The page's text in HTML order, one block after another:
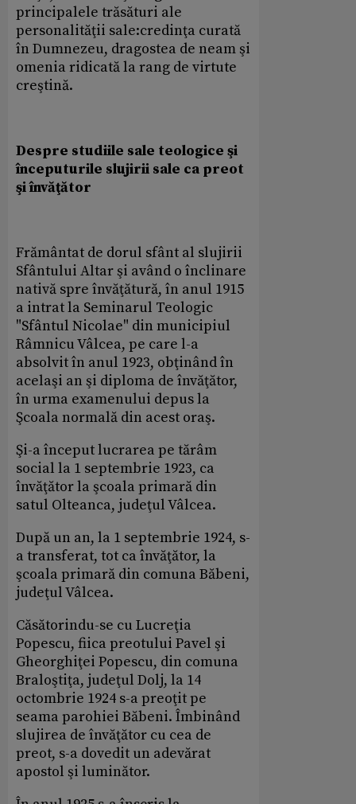
principalele trăsături ale
personalităţii sale:credinţa curată
în Dumnezeu, dragostea de neam şi
omenia ridicată la rang de virtute
creştină.
Despre studiile sale teologice şi
începuturile slujirii sale ca preot
şi învăţător
Frământat de dorul sfânt al slujirii
Sfântului Altar şi având o înclinare
nativă spre învăţătură, în anul 1915
a intrat la Seminarul Teologic
"Sfântul Nicolae" din municipiul
Râmnicu Vâlcea, pe care l-a
absolvit în anul 1923, obţinând în
acelaşi an şi diploma de învăţător,
în urma examenului depus la
Şcoala normală din acest oraş.
Şi-a început lucrarea pe tărâm
social la 1 septembrie 1923, ca
învăţător la şcoala primară din
satul Olteanca, judeţul Vâlcea.
După un an, la 1 septembrie 1924, s-
a transferat, tot ca învăţător, la
şcoala primară din comuna Băbeni,
judeţul Vâlcea.
Căsătorindu-se cu Lucreţia
Popescu, fiica preotului Pavel şi
Gheorghiţei Popescu, din comuna
Braloştiţa, judeţul Dolj, la 14
octombrie 1924 s-a preoţit pe
seama parohiei Băbeni. Îmbinând
slujirea de învăţător cu cea de
preot, s-a dovedit un adevărat
apostol şi luminător.